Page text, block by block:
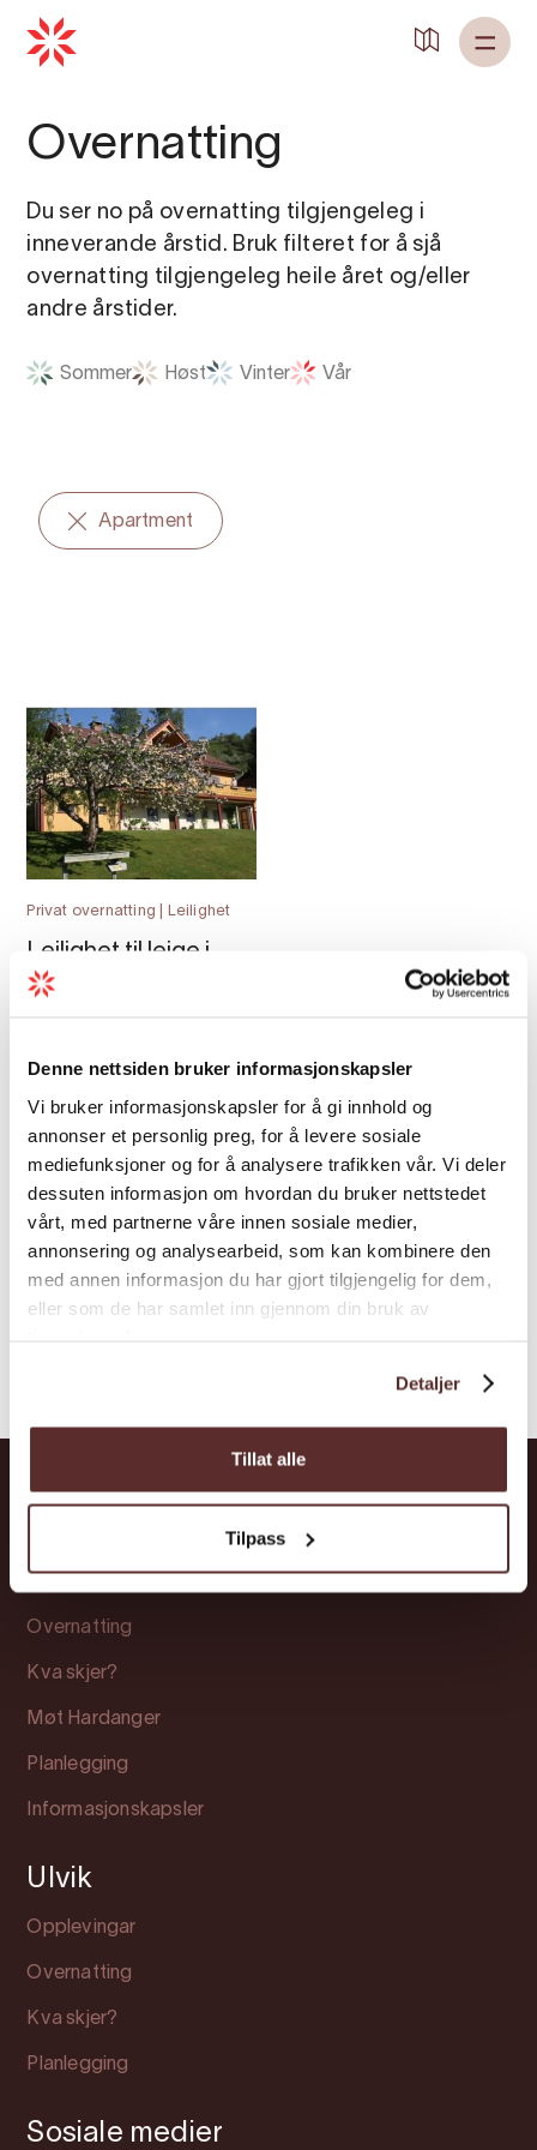
Denne nettsiden bruker informasjonskapsler
Vi bruker informasjonskapsler for å gi innhold og
annonser et personlig preg, for å levere sosiale
mediefunksjoner og for å analysere trafikken vår. Vi deler
dessuten informasjon om hvordan du bruker nettstedet
vårt, med partnerne våre innen sosiale medier,
annonsering og analysearbeid, som kan kombinere den
med annen informasjon du har gjort tilgjengelig for dem,
eller som de har samlet inn gjennom din bruk av
Detaljer
Tillat alle
Tilpass
Overnatting
Du ser no på overnatting tilgjengeleg i
inneverande årstid. Bruk filteret for å sjå
overnatting tilgjengeleg heile året og/eller
andre årstider.
Sommer Høst Vinter Vår
Apartment
Privat overnatting | Leilighet
Leilighet til leige i
Ulvik
Overnatting
Kva skjer?
Møt Hardanger
Planlegging
Informasjonskapsler
Ulvik
Opplevingar
Overnatting
Kva skjer?
Planlegging
Sosiale medier